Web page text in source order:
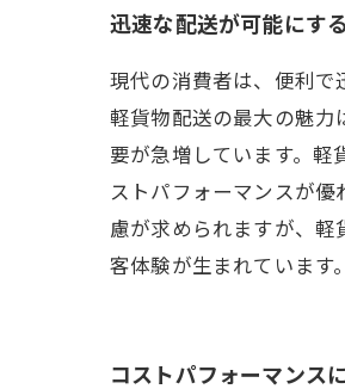
迅速な配送が可能にす
現代の消費者は、便利で
軽貨物配送の最大の魅
要が急増しています。
ストパフォーマンスが
慮が求められますが、
客体験が生まれています。
コストパフォーマンス